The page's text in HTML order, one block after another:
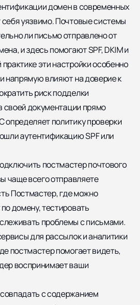
домен в современных
себя уязвимо. Почтовые системы
ли письмо отправлено от
и здесь помогают SPF, DKIM и
практике эти настройки особенно
напрямую влияют на доверие к
риск подделки
своей документации прямо
определяет политику проверки
аутентификацию SPF или
постмастер почтового
чаще всего отправляете
Постмастер, где можно
домену, тестировать
проблемы с письмами.
для рассылок и аналитики
постмастер помогает видеть,
воспринимает ваши
с содержанием